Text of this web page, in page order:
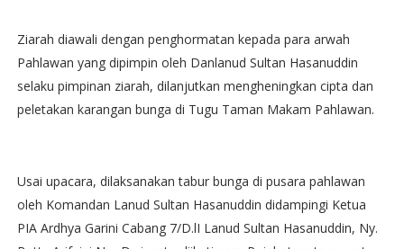
Ziarah diawali dengan penghormatan kepada para arwah
Pahlawan yang dipimpin oleh Danlanud Sultan Hasanuddin
selaku pimpinan ziarah, dilanjutkan mengheningkan cipta dan
peletakan karangan bunga di Tugu Taman Makam Pahlawan.
Usai upacara, dilaksanakan tabur bunga di pusara pahlawan
oleh Komandan Lanud Sultan Hasanuddin didampingi Ketua
PIA Ardhya Garini Cabang 7/D.lI Lanud Sultan Hasanuddin, Ny.